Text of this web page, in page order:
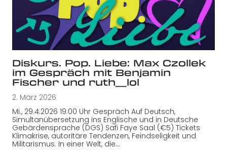
Diskurs. Pop. Liebe: Max Czollek
im Gespräch mit Benjamin
Fischer und ruth__lol
2. März 2026
Mi., 29.4.2026 19:00 Uhr Gespräch Auf Deutsch,
Simultanübersetzung ins Englische und in Deutsche
Gebärdensprache (DGS) Safi Faye Saal (€5) Tickets
Klimakrise, autoritäre Tendenzen, Feindseligkeit und
Militarismus. In einer Welt, die…